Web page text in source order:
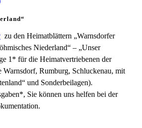
zu den Heimatblättern „Warnsdorfer
Niederland“ – „Unser
1* für die Heimatvertriebenen der
Warnsdorf, Rumburg, Schluckenau, mit
und Sonderbeilagen).
Sie können uns helfen bei der